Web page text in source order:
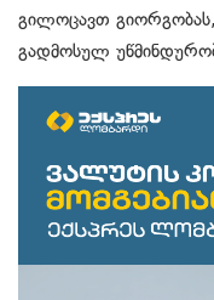
გილოცავთ გიორგობას,
გადმოსულ